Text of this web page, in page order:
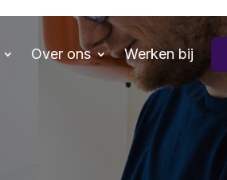
Over ons Werken bij